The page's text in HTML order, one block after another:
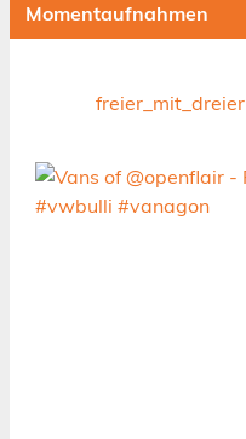
Momentaufnahmen
freier_mit_dreier